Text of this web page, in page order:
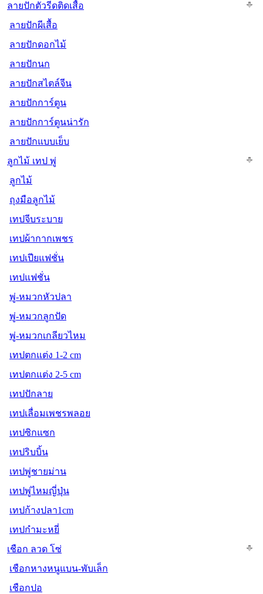
ลายปักตัวรีดติดเสื้อ
ลายปักผีเสื้อ
ลายปักดอกไม้
ลายปักนก
ลายปักสไตล์จีน
ลายปักการ์ตูน
ลายปักการ์ตูนน่ารัก
ลายปักแบบเย็บ
ลูกไม้ เทป พู่
ลูกไม้
ถุงมือลูกไม้
เทปจีบระบาย
เทปผ้ากากเพชร
เทปเปียแฟชั่น
เทปแฟชั่น
พู่-หมวกหัวปลา
พู่-หมวกลูกปัด
พู่-หมวกเกลียวไหม
เทปตกแต่ง 1-2 cm
เทปตกแต่ง 2-5 cm
เทปปักลาย
เทปเลื่อมเพชรพลอย
เทปซิกแซก
เทปริบบิ้น
เทปพู่ชายม่าน
เทปพู่ไหมญี่ปุ่น
เทปก้างปลา1cm
เทปกำมะหยี่
เชือก ลวด โซ่
เชือกหางหนูแบน-พับเล็ก
เชือกปอ